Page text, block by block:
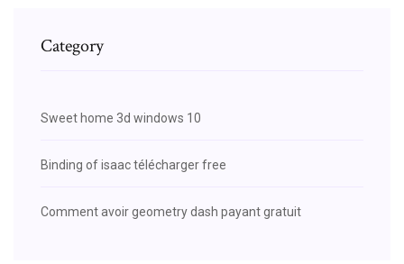
Category
Sweet home 3d windows 10
Binding of isaac télécharger free
Comment avoir geometry dash payant gratuit